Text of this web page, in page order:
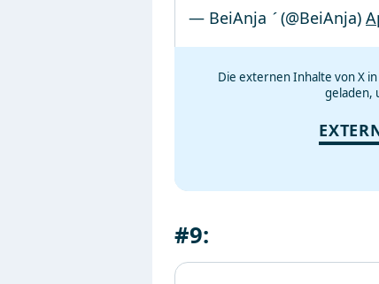
— BeiAnja  (@BeiAnja)
Die externen Inhalte von X
geladen,
#9: